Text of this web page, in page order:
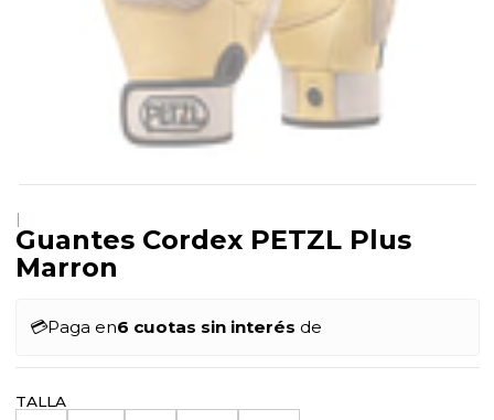
|
Guantes Cordex PETZL Plus
Marron
💳Paga en6 cuotas sin interés de
TALLA